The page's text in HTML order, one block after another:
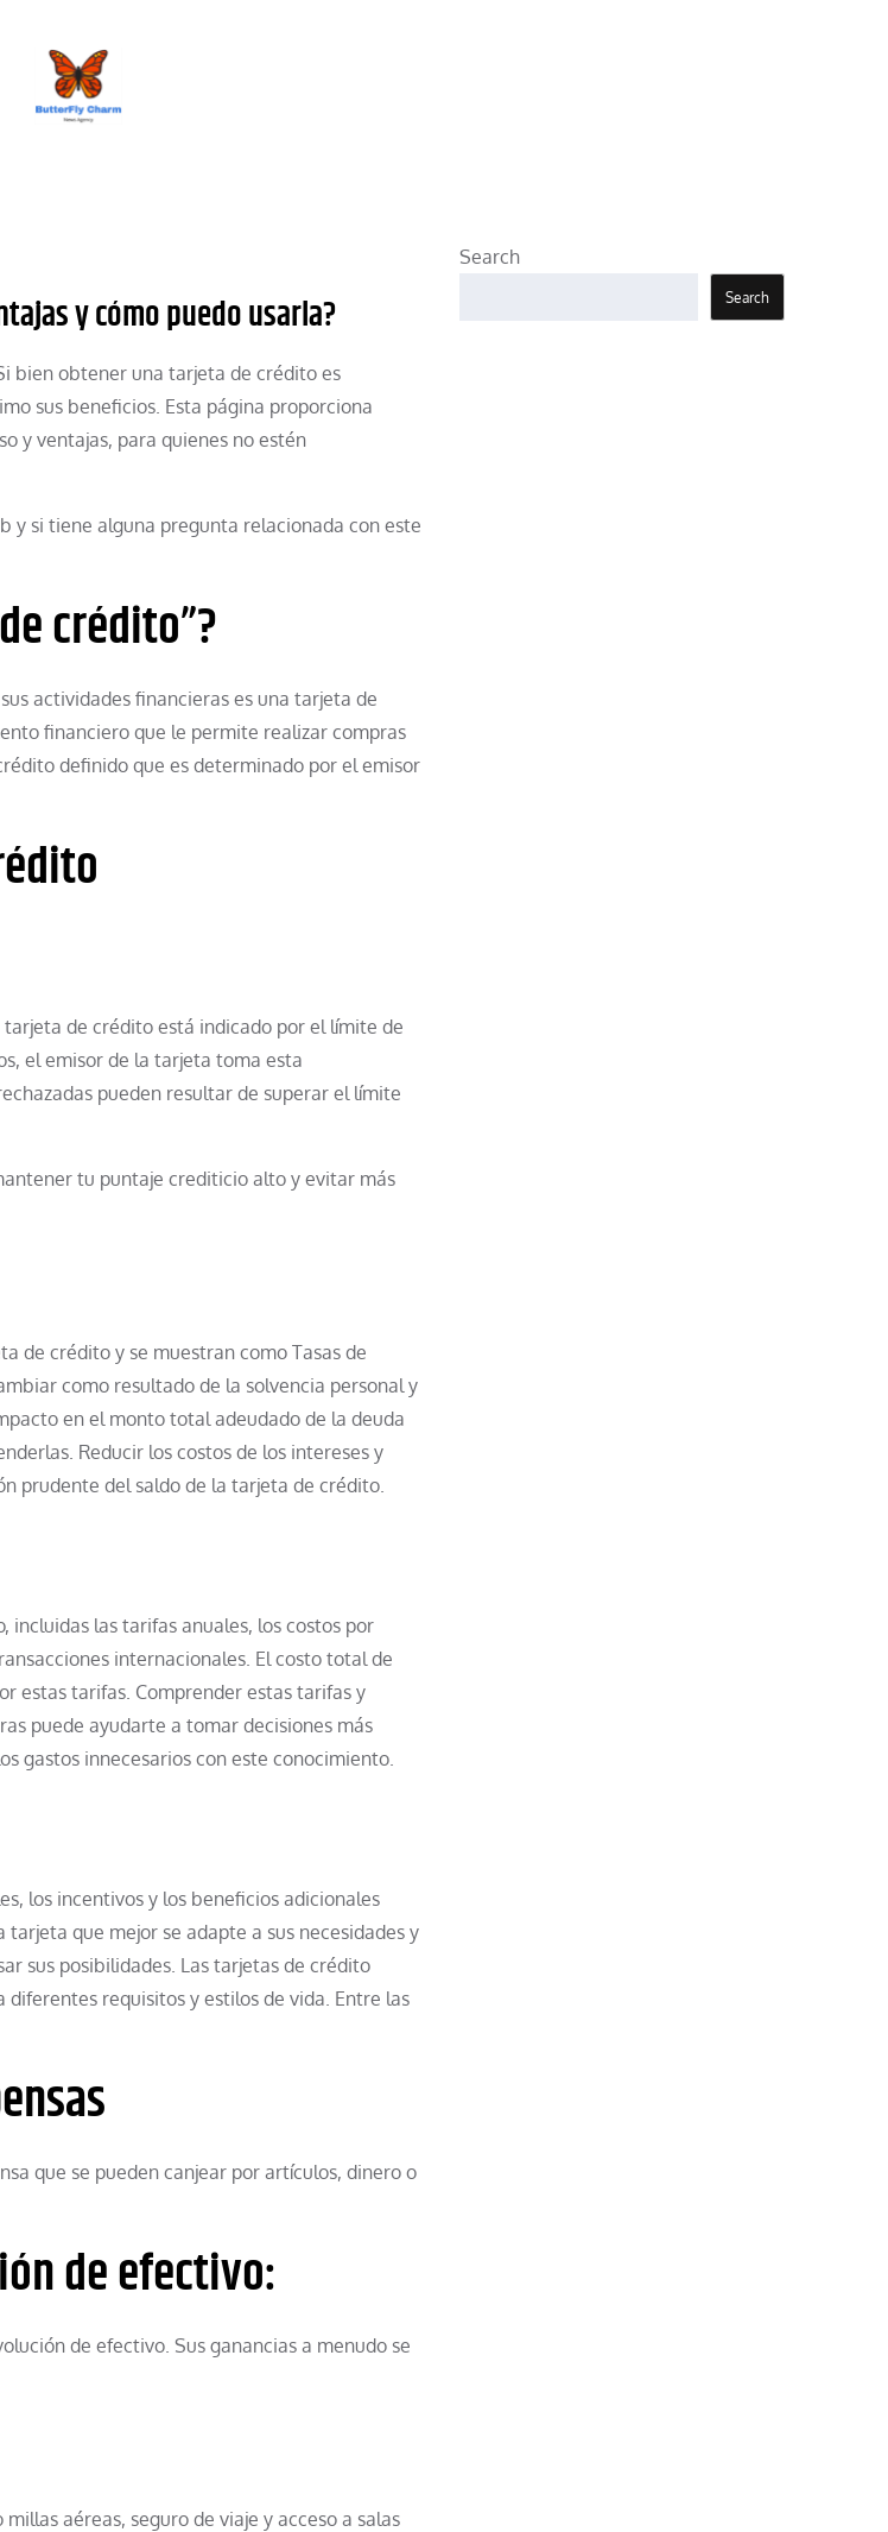
y cómo puedo usarla?
bien obtener una tarjeta de crédito es
sus beneficios. Esta página proporciona
y ventajas, para quienes no estén
y si tiene alguna pregunta relacionada con este
crédito”?
actividades financieras es una tarjeta de
financiero que le permite realizar compras
definido que es determinado por el emisor
de crédito está indicado por el límite de
el emisor de la tarjeta toma esta
pueden resultar de superar el límite
tu puntaje crediticio alto y evitar más
de crédito y se muestran como Tasas de
como resultado de la solvencia personal y
en el monto total adeudado de la deuda
Reducir los costos de los intereses y
prudente del saldo de la tarjeta de crédito.
incluidas las tarifas anuales, los costos por
internacionales. El costo total de
estas tarifas. Comprender estas tarifas y
puede ayudarte a tomar decisiones más
gastos innecesarios con este conocimiento.
los incentivos y los beneficios adicionales
que mejor se adapte a sus necesidades y
sus posibilidades. Las tarjetas de crédito
requisitos y estilos de vida. Entre las
que se pueden canjear por artículos, dinero o
de efectivo:
de efectivo. Sus ganancias a menudo se
aéreas, seguro de viaje y acceso a salas
Search
Search